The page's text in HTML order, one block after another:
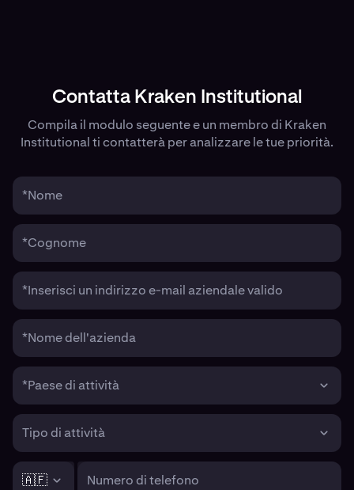
Contatta Kraken Institutional
Compila il modulo seguente e un membro di Kraken
Institutional ti contatterà per analizzare le tue priorità.
*Nome
*Cognome
*Inserisci un indirizzo e-mail aziendale valido
*Nome dell'azienda
*Paese di attività
Tipo di attività
🇦🇫 Numero di telefono